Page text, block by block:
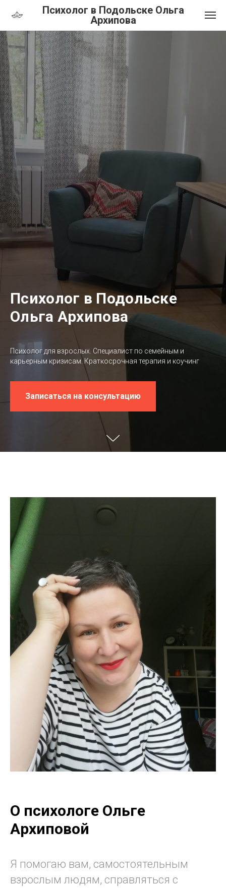
Психолог в Подольске Ольга
Архипова
Психолог в Подольске
Ольга Архипова
Психолог для взрослых. Специалист по семейным и
карьерным кризисам. Краткосрочная терапия и коучинг
Записаться на консультацию
О психологе Ольге
Архиповой
Я помогаю вам, самостоятельным
взрослым людям, справляться с